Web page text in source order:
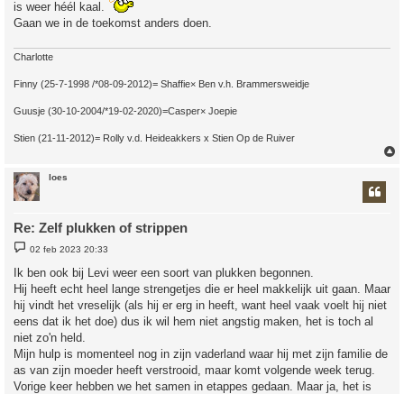
is weer héél kaal.
Gaan we in de toekomst anders doen.
Charlotte
Finny (25-7-1998 /*08-09-2012)= Shaffie× Ben v.h. Brammersweidje
Guusje (30-10-2004/*19-02-2020)=Casper× Joepie
Stien (21-11-2012)= Rolly v.d. Heideakkers x Stien Op de Ruiver
loes
Re: Zelf plukken of strippen
B
e
r
i
02 feb 2023 20:33
Ik ben ook bij Levi weer een soort van plukken begonnen.
Hij heeft echt heel lange strengetjes die er heel makkelijk uit gaan. Maar
hij vindt het vreselijk (als hij er erg in heeft, want heel vaak voelt hij niet
eens dat ik het doe) dus ik wil hem niet angstig maken, het is toch al
niet zo'n held.
Mijn hulp is momenteel nog in zijn vaderland waar hij met zijn familie de
as van zijn moeder heeft verstrooid, maar komt volgende week terug.
Vorige keer hebben we het samen in etappes gedaan. Maar ja, het is